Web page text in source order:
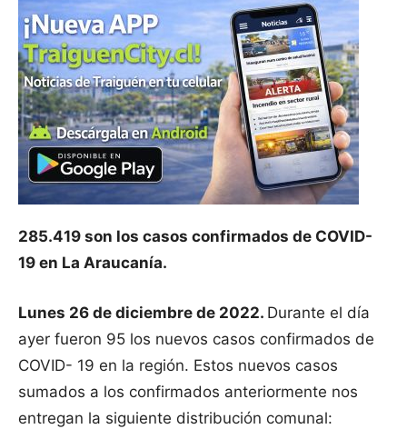
285.419 son los casos confirmados de COVID-
19 en La Araucanía.
Lunes 26 de diciembre de 2022. Durante el día
ayer fueron 95 los nuevos casos confirmados de
COVID- 19 en la región. Estos nuevos casos
sumados a los confirmados anteriormente nos
entregan la siguiente distribución comunal: